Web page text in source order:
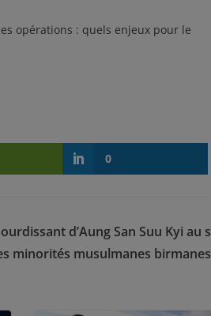
opérations : quels enjeux pour le
0
d’Aung San Suu Kyi au s
minorités musulmanes birmanes